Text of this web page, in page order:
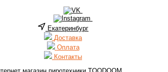
Екатеринбург
Доставка
Оплата
Контакты